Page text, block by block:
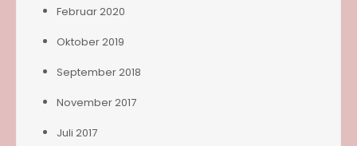
Februar 2020
Oktober 2019
September 2018
November 2017
Juli 2017